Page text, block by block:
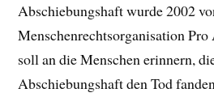
Abschiebungshaft wurde 2002
Menschenrechtsorganisation
soll an die Menschen erinnern,
Abschiebungshaft den Tod